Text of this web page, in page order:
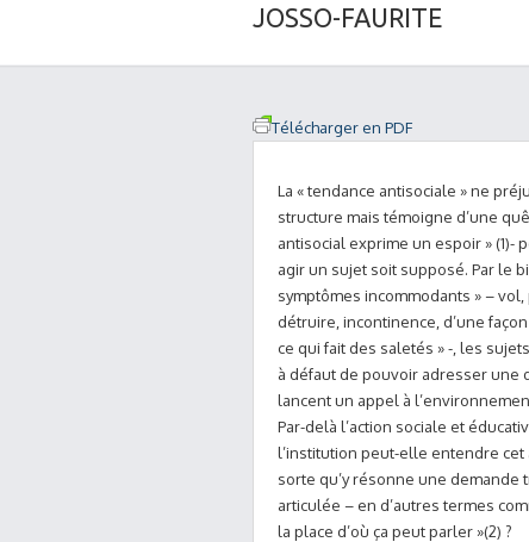
JOSSO-FAURITE
Télécharger en PDF
La « tendance antisociale » ne
structure mais témoigne d’une
antisocial exprime un espoir » (1)-
agir un sujet soit supposé. Par le
symptômes incommodants » – vol,
détruire, incontinence, d’une
ce qui fait des saletés » -, les
à défaut de pouvoir adresser une
lancent un appel à
Par-delà l’action sociale et
l’institution peut-elle entendre
sorte qu’y résonne une demande
articulée – en d’autres termes
la place d’où ça peut parler »(2) ?